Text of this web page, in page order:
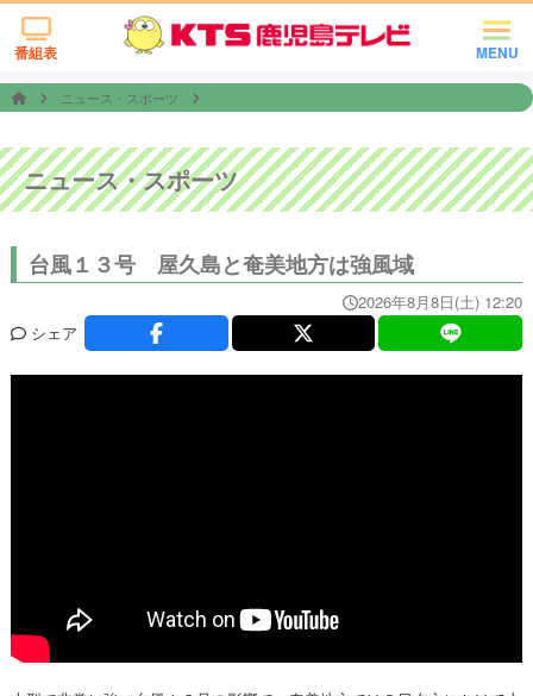
MENU
番組表
ニュース・スポーツ
ニュース・スポーツ
台風１３号 屋久島と奄美地方は強風域
2026年8月8日(土) 12:20
シェア